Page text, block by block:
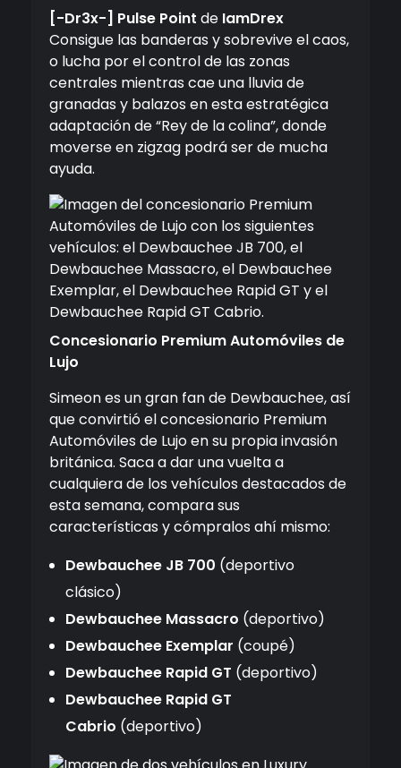
[-Dr3x-] Pulse Point de IamDrex
Consigue las banderas y sobrevive el caos,
o lucha por el control de las zonas
centrales mientras cae una lluvia de
granadas y balazos en esta estratégica
adaptación de “Rey de la colina”, donde
moverse en zigzag podrá ser de mucha
ayuda.
Concesionario Premium Automóviles de
Lujo
Simeon es un gran fan de Dewbauchee, así
que convirtió el concesionario Premium
Automóviles de Lujo en su propia invasión
británica. Saca a dar una vuelta a
cualquiera de los vehículos destacados de
esta semana, compara sus
características y cómpralos ahí mismo:
Dewbauchee JB 700 (deportivo
clásico)
Dewbauchee Massacro (deportivo)
Dewbauchee Exemplar (coupé)
Dewbauchee Rapid GT (deportivo)
Dewbauchee Rapid GT
Cabrio (deportivo)